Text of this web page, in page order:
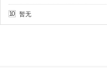
10 暂无